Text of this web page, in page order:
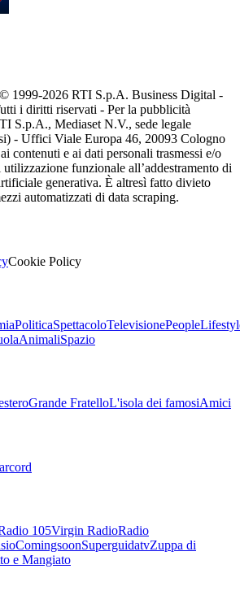
1999-2026 RTI S.p.A. Business Digital -
i diritti riservati - Per la pubblicità
S.p.A., Mediaset N.V., sede legale
- Uffici Viale Europa 46, 20093 Cologno
contenuti e ai dati personali trasmessi e/o
funzionale all’addestramento di
generativa. È altresì fatto divieto
automatizzati di data scraping.
Cookie Policy
PoliticaSpettacoloTelevisionePeople
AnimaliSpazio
Grande FratelloL'isola dei famosiAmici
105Virgin RadioRadio
ComingsoonSuperguidatvZuppa di
e Mangiato